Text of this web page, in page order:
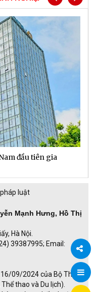
Chia
đầu tiên gia
luật
Mạnh Hưng, Hồ Thị
Hà Nội.
39387995; Email:
09/2024 của Bộ Thông
thao và Du lịch).